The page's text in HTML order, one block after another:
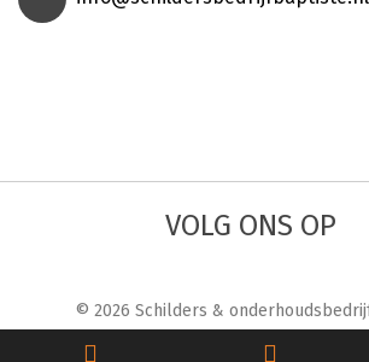
© 2026 Schilders &
Sitemap Algemene
VOLG ONS OP